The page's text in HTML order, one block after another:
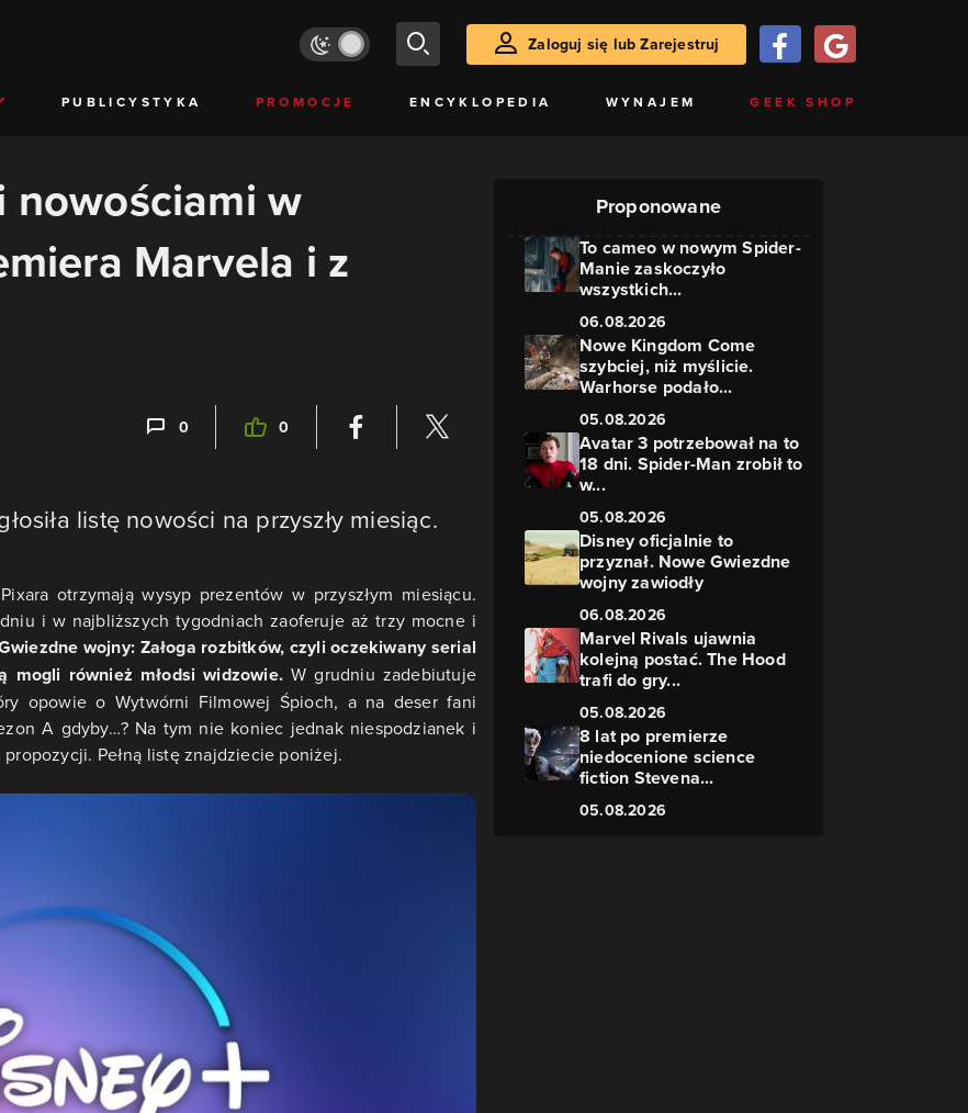
Zaloguj się lub Zarejestruj
PUBLICYSTYKA PROMOCJE ENCYKLOPEDIA WYNAJEM GEEK SHOP
nowościami w
Marvela i z
0 0
listę nowości na przyszły miesiąc.
otrzymają wysyp prezentów w przyszłym miesiącu.
i w najbliższych tygodniach zaoferuje aż trzy mocne i
wojny: Załoga rozbitków, czyli oczekiwany serial
mogli również młodsi widzowie. W grudniu zadebiutuje
opowie o Wytwórni Filmowej Śpioch, a na deser fani
A gdyby…? Na tym nie koniec jednak niespodzianek i
Pełną listę znajdziecie poniżej.
Proponowane
To cameo w nowym Spider-
Manie zaskoczyło
wszystkich...
06.08.2026
Nowe Kingdom Come
szybciej, niż myślicie.
Warhorse podało...
05.08.2026
Avatar 3 potrzebował na to
18 dni. Spider-Man zrobił to
w...
05.08.2026
Disney oficjalnie to
przyznał. Nowe Gwiezdne
wojny zawiodły
06.08.2026
Marvel Rivals ujawnia
kolejną postać. The Hood
trafi do gry...
05.08.2026
8 lat po premierze
niedocenione science
fiction Stevena...
05.08.2026